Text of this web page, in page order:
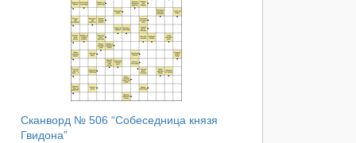
Сканворд № 506 “Собеседница князя
Гвидона”